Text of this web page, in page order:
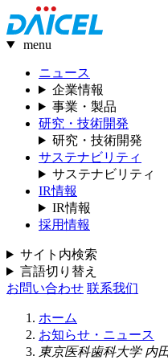
menu
ニュース
企業情報
事業・製品
研究・技術開発
研究・技術開発
サステナビリティ
サステナビリティ
IR情報
IR情報
採用情報
サイト内検索
言語切り替え
お問い合わせ 联系我们
ホーム
お知らせ・ニュース
東京医科歯科大学 内